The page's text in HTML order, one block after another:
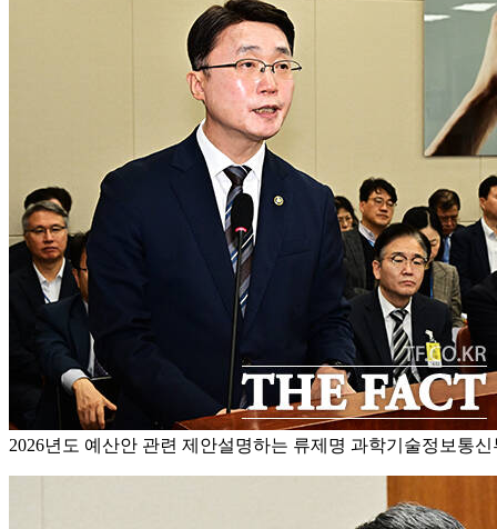
2026년도 예산안 관련 제안설명하는 류제명 과학기술정보통신